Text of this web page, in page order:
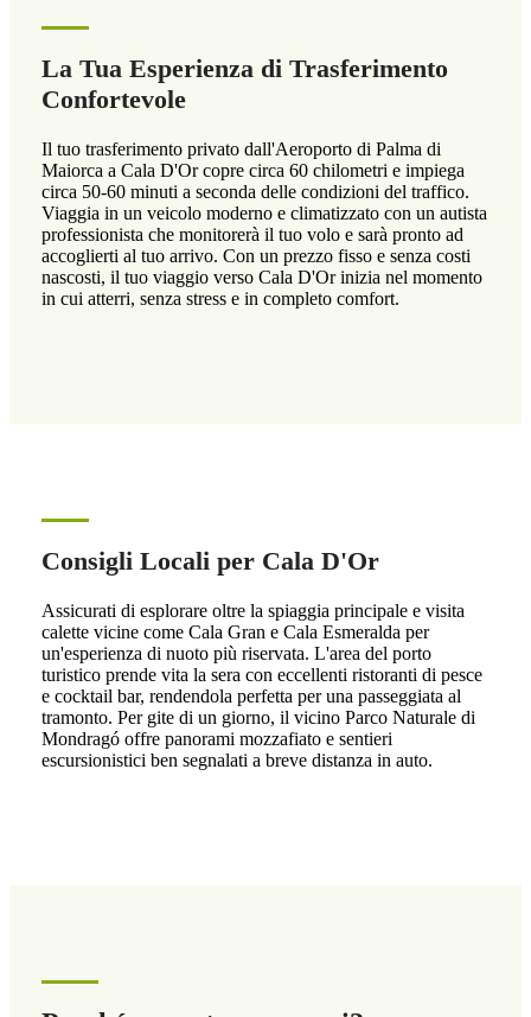
La Tua Esperienza di Trasferimento
Confortevole
Il tuo trasferimento privato dall'Aeroporto di Palma di
Maiorca a Cala D'Or copre circa 60 chilometri e impiega
circa 50-60 minuti a seconda delle condizioni del traffico.
Viaggia in un veicolo moderno e climatizzato con un autista
professionista che monitorerà il tuo volo e sarà pronto ad
accoglierti al tuo arrivo. Con un prezzo fisso e senza costi
nascosti, il tuo viaggio verso Cala D'Or inizia nel momento
in cui atterri, senza stress e in completo comfort.
Consigli Locali per Cala D'Or
Assicurati di esplorare oltre la spiaggia principale e visita
calette vicine come Cala Gran e Cala Esmeralda per
un'esperienza di nuoto più riservata. L'area del porto
turistico prende vita la sera con eccellenti ristoranti di pesce
e cocktail bar, rendendola perfetta per una passeggiata al
tramonto. Per gite di un giorno, il vicino Parco Naturale di
Mondragó offre panorami mozzafiato e sentieri
escursionistici ben segnalati a breve distanza in auto.